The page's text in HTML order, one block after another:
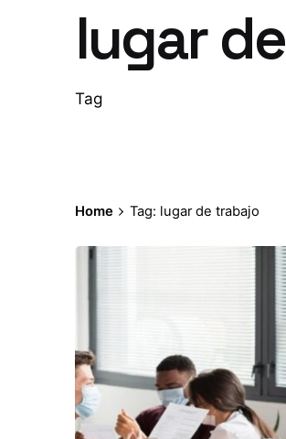
lugar
Tag
Home Tag: lugar de trabajo